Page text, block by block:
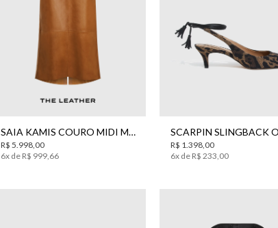
42
SAIA KAMIS COURO MIDI MARROM BO.BÔ FEMININA
R$ 5 998, 00
6x de R$ 999, 66
R$ 1 398, 00
6x de R$ 233 00